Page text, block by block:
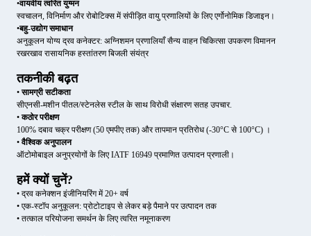
•वायवीय त्वरित युग्मन
स्वचालन, विनिर्माण और रोबोटिक्स में संपीड़ित वायु प्रणालियों के लिए एर्गोनोमिक डिजाइन।
•बहु-उद्योग समाधान
अनुकूलन योग्य द्रव कनेक्टर: अग्निशमन प्रणालियाँ सैन्य वाहन चिकित्सा उपकरण विमानन
रखरखाव रासायनिक हस्तांतरण बिजली संयंत्र
तकनीकी बढ़त
•सामग्री सटीकता
सीएनसी-मशीन पीतल/स्टेनलेस स्टील के साथ विरोधी संक्षारण सतह उपचार.
•कठोर परीक्षण
100% दबाव चक्र परीक्षण (50 एमपीए तक) और तापमान प्रतिरोध (-30°C से 100°C) ।
•वैश्विक अनुपालन
ऑटोमोबाइल अनुप्रयोगों के लिए IATF 16949 प्रमाणित उत्पादन प्रणाली।
हमें क्यों चुनें?
• द्रव कनेक्शन इंजीनियरिंग में 20+ वर्ष
• एक-स्टॉप अनुकूलन: प्रोटोटाइप से लेकर बड़े पैमाने पर उत्पादन तक
• तत्काल परियोजना समर्थन के लिए त्वरित नमूनाकरण